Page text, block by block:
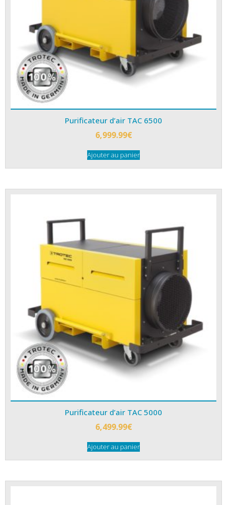
Purificateur d’air TAC 6500
6,999.99€
Ajouter au panier
Purificateur d’air TAC 5000
6,499.99€
Ajouter au panier